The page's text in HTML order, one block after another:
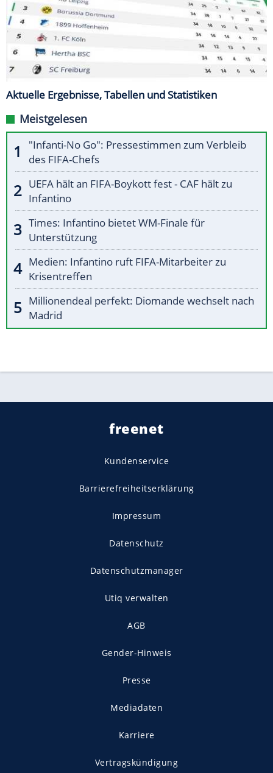
Aktuelle Ergebnisse, Tabellen und Statistiken
Meistgelesen
"Infanti-No Go": Pressestimmen zum Verbleib
des FIFA-Chefs
UEFA hält an FIFA-Boykott fest - CAF hält zu
Infantino
Times: Infantino bietet WM-Finale für
Unterstützung
Medien: Infantino ruft FIFA-Mitarbeiter zu
Krisentreffen
Millionendeal perfekt: Diomande wechselt nach
Madrid
freenet
Kundenservice
Barrierefreiheitserklärung
Impressum
Datenschutz
Datenschutzmanager
Utiq verwalten
AGB
Gender-Hinweis
Presse
Mediadaten
Karriere
Vertragskündigung